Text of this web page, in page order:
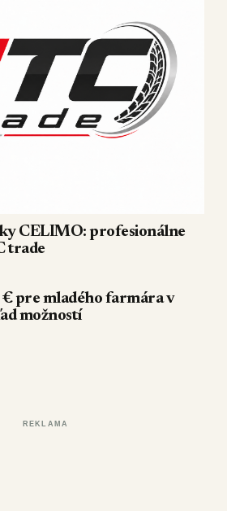
CELIMO: profesionálne
trade
pre mladého farmára v
možností
REKLAMA